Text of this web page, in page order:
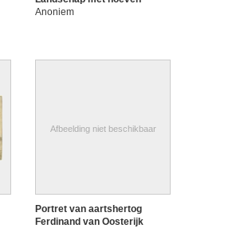
Anoniem
Afbeelding niet beschikbaar
Portret van aartshertog
Ferdinand van Oosterijk